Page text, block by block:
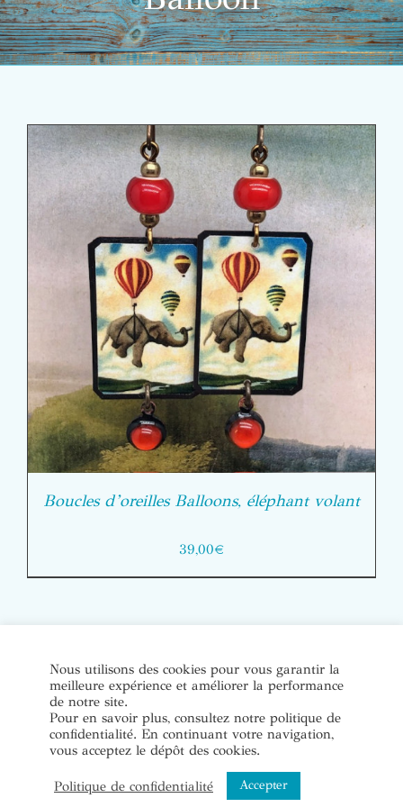
Boucles d’oreilles Balloons, éléphant volant
39,00€
© Copyright Bijoux de soi 2020-2022. Tous droits réservés. |
Conditions Générales de Vente|Mentions légales et politique
de confidentialité
Instagram
Nous utilisons des cookies pour vous garantir la
meilleure expérience et améliorer la performance
de notre site.
Pour en savoir plus, consultez notre politique de
confidentialité. En continuant votre navigation,
vous acceptez le dépôt des cookies.
Politique de confidentialité Accepter